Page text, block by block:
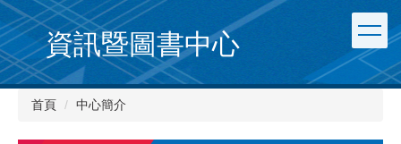
跳
到
主
要
內
資訊暨圖書中心
首頁 中心簡介